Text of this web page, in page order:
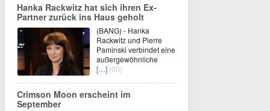
Hanka Rackwitz hat sich ihren Ex-
Partner zurück ins Haus geholt
(BANG) - Hanka
Rackwitz und Pierre
Paminski verbindet eine
außergewöhnliche
[…] (00)
Crimson Moon erscheint im
September